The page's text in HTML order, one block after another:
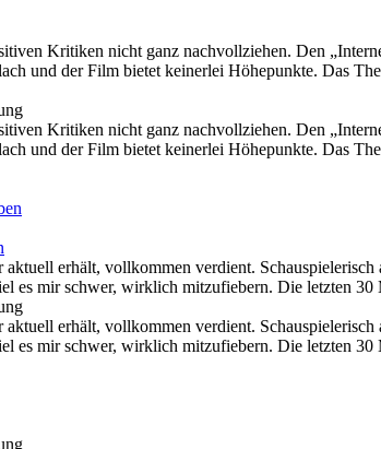
Kritiken nicht ganz nachvollziehen. Den
und der Film bietet keinerlei Höhepunkte. Das
Kritiken nicht ganz nachvollziehen. Den
und der Film bietet keinerlei Höhepunkte. Das
erhält, vollkommen verdient.
es mir schwer, wirklich mitzufiebern. Die letzten
erhält, vollkommen verdient.
es mir schwer, wirklich mitzufiebern. Die letzten